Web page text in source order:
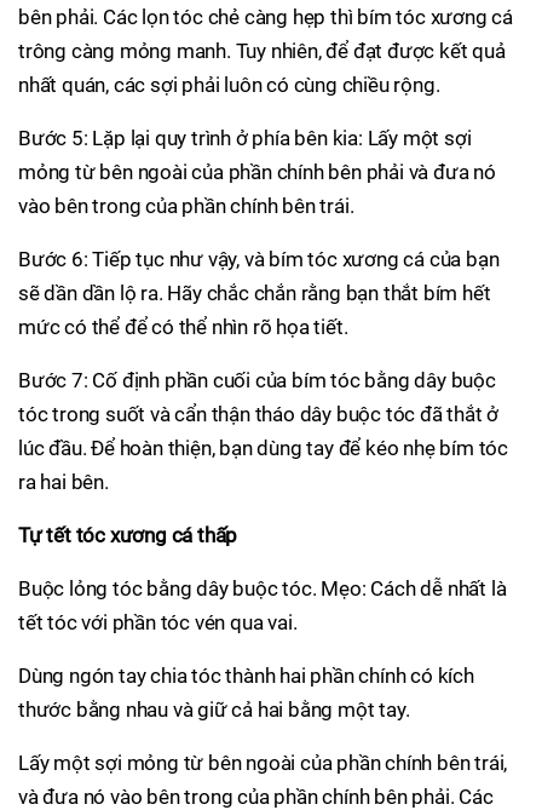
bên phải. Các lọn tóc chẻ càng hẹp thì bím tóc xương cá
trông càng mỏng manh. Tuy nhiên, để đạt được kết quả
nhất quán, các sợi phải luôn có cùng chiều rộng.
Bước 5: Lặp lại quy trình ở phía bên kia: Lấy một sợi
mỏng từ bên ngoài của phần chính bên phải và đưa nó
vào bên trong của phần chính bên trái.
Bước 6: Tiếp tục như vậy, và bím tóc xương cá của bạn
sẽ dần dần lộ ra. Hãy chắc chắn rằng bạn thắt bím hết
mức có thể để có thể nhìn rõ họa tiết.
Bước 7: Cố định phần cuối của bím tóc bằng dây buộc
tóc trong suốt và cẩn thận tháo dây buộc tóc đã thắt ở
lúc đầu. Để hoàn thiện, bạn dùng tay để kéo nhẹ bím tóc
ra hai bên.
Tự tết tóc xương cá thấp
Buộc lỏng tóc bằng dây buộc tóc. Mẹo: Cách dễ nhất là
tết tóc với phần tóc vén qua vai.
Dùng ngón tay chia tóc thành hai phần chính có kích
thước bằng nhau và giữ cả hai bằng một tay.
Lấy một sợi mỏng từ bên ngoài của phần chính bên trái,
và đưa nó vào bên trong của phần chính bên phải. Các